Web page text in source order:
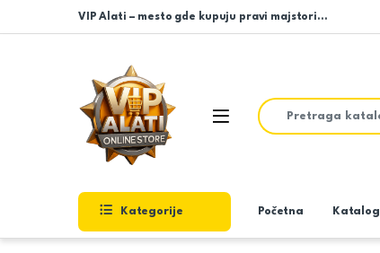
Skip to navigation
Skip to content
VIP Alati – mesto gde kupuju pravi majstori…
Open
Search for:
Kategorije Početna Katalog